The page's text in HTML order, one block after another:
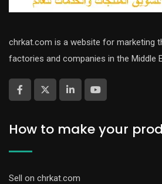
chrkat.com is a website for marketing
factories and companies in the Middle
How to make your
Sell on chrkat.com